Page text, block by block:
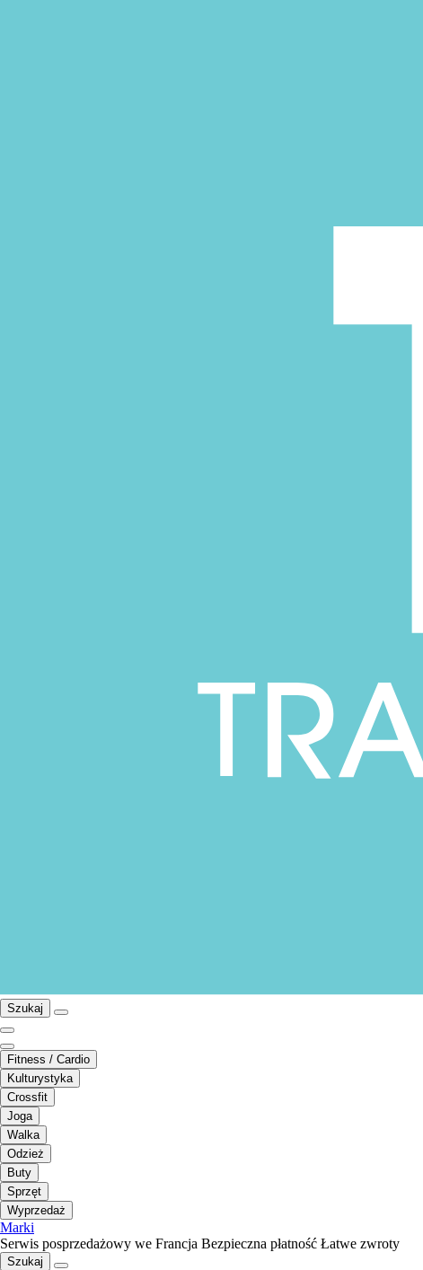
Szukaj
Fitness / Cardio
Kulturystyka
Crossfit
Joga
Walka
Odzież
Buty
Sprzęt
Wyprzedaż
Marki
Serwis posprzedażowy we Francja Bezpieczna płatność Łatwe zwroty
Szukaj